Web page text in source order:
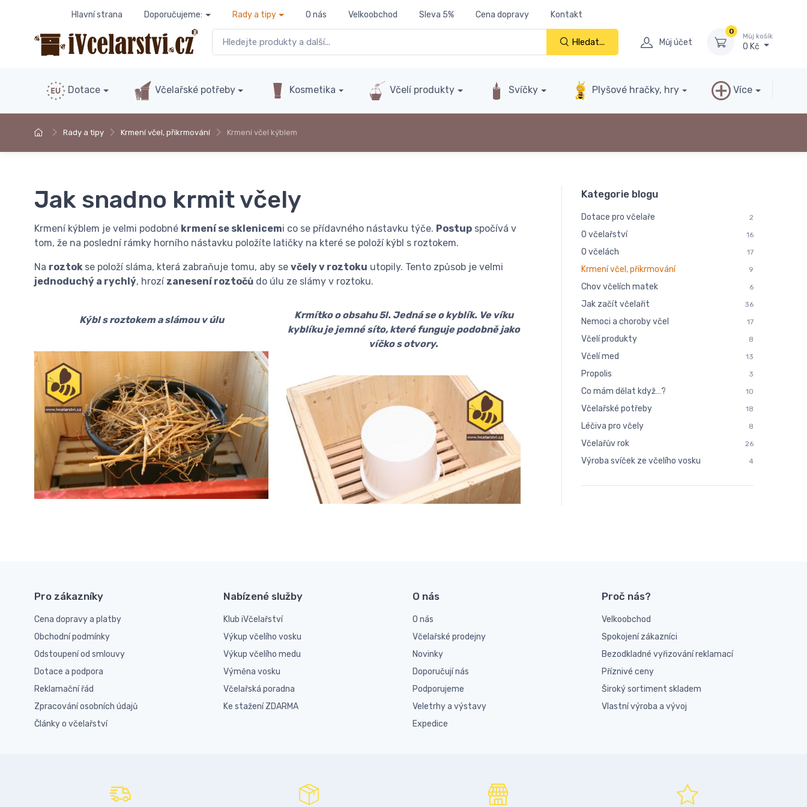
Hlavní strana Doporučujeme: Rady a tipy O nás Velkoobchod Sleva 5% Cena dopravy Kontakt
Hledat... Můj účet
0
Můj košík
0 Kč
Dotace Včelařské potřeby Kosmetika Včelí produkty Svíčky Plyšové hračky, hry Více
Rady a tipy Krmení včel, přikrmování Krmení včel kýblem
Jak snadno krmit včely
Krmení kýblem je velmi podobné krmení se sklenicemi co se přídavného nástavku týče. Postup spočívá v
tom, že na poslední rámky horního nástavku položíte latičky na které se položí kýbl s roztokem.
Na roztok se položí sláma, která zabraňuje tomu, aby se včely v roztoku utopily. Tento způsob je velmi
jednoduchý a rychlý, hrozí zanesení roztočů do úlu ze slámy v roztoku.
Kýbl s roztokem a slámou v úlu
Krmítko o obsahu 5l. Jedná se o kyblík. Ve víku
kyblíku je jemné síto, které funguje podobně jako
víčko s otvory.
Kategorie blogu
Dotace pro včelaře 2
O včelařství 16
O včelách 17
Krmení včel, přikrmování 9
Chov včelích matek 6
Jak začít včelařit 36
Nemoci a choroby včel 17
Včelí produkty 8
Včelí med 13
Propolis 3
Co mám dělat když…? 10
Včelařské potřeby 18
Léčiva pro včely 8
Včelařův rok 26
Výroba svíček ze včelího vosku 4
Pro zákazníky
Cena dopravy a platby
Obchodní podmínky
Odstoupení od smlouvy
Dotace a podpora
Reklamační řád
Zpracování osobních údajů
Články o včelařství
Nabízené služby
Klub iVčelařství
Výkup včelího vosku
Výkup včelího medu
Výměna vosku
Včelařská poradna
Ke stažení ZDARMA
O nás
O nás
Včelařské prodejny
Novinky
Doporučují nás
Podporujeme
Veletrhy a výstavy
Expedice
Proč nás?
Velkoobchod
Spokojení zákazníci
Bezodkladné vyřizování reklamací
Příznivé ceny
Široký sortiment skladem
Vlastní výroba a vývoj